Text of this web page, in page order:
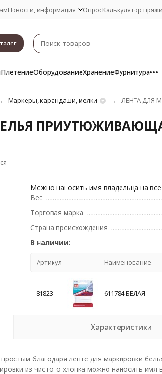
Новости, информация ОпросКалькулятор пряжи
ПлетениеОборудованиеХранениеФурнитура
Маркеры, карандаши, мелки ЛЕНТА ДЛЯ
Можно наносить имя владельца на
Вес
Торговая марка
Страна происхождения
В наличии:
Артикул Наименование
81823 611784 БЕЛАЯ
Характеристики
благодаря ленте для маркировки
из чистого хлопка можно наносить имя